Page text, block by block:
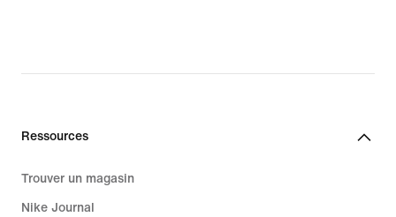
Ressources
Trouver un magasin
Nike Journal